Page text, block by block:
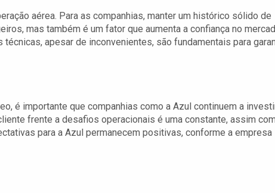
aérea. Para as companhias, manter um histórico sólido de
mas também é um fator que aumenta a confiança no
apesar de inconvenientes, são fundamentais para
é importante que companhias como a Azul continuem a
frente a desafios operacionais é uma constante, assim
para a Azul permanecem positivas, conforme a empresa